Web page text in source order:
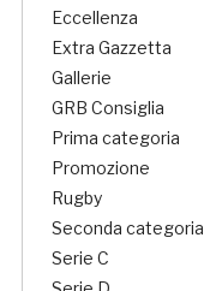
Eccellenza
Extra Gazzetta
Gallerie
GRB Consiglia
Prima categoria
Promozione
Rugby
Seconda categoria
Serie C